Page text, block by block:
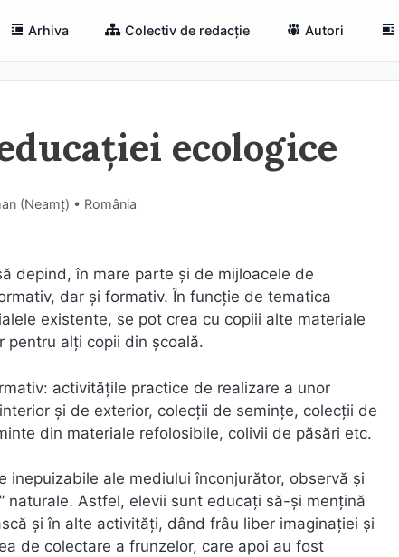
Arhiva Colectiv de redacție Autori
ecologice
(Neamţ) • România
depind, în mare parte şi de mijloacele de
dar şi formativ. În funcţie de tematica
existente, se pot crea cu copiii alte materiale
pentru alţi copii din şcoală.
activităţile practice de realizare a unor
şi de exterior, colecţii de seminţe, colecţii de
din materiale refolosibile, colivii de păsări etc.
inepuizabile ale mediului înconjurător, observă şi
naturale. Astfel, elevii sunt educaţi să-şi menţină
şi în alte activităţi, dând frâu liber imaginaţiei şi
de colectare a frunzelor, care apoi au fost